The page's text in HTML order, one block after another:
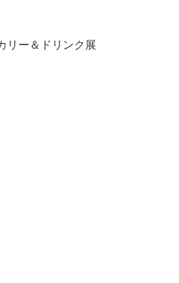
リー＆ドリンク展